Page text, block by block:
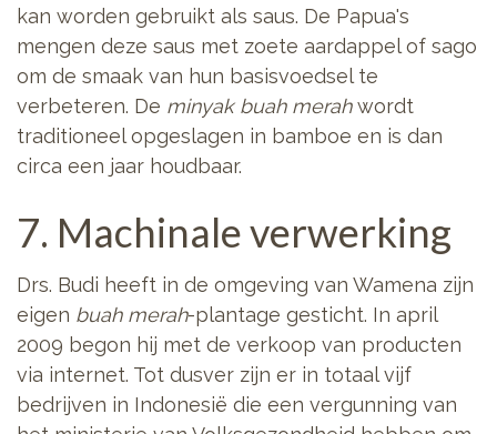
kan worden gebruikt als saus. De Papua's
mengen deze saus met zoete aardappel of sago
om de smaak van hun basisvoedsel te
verbeteren. De minyak buah merahwordt
traditioneel opgeslagen in bamboe en is dan
circa een jaar houdbaar.
7. Machinale verwerking
Drs. Budi heeft in de omgeving van Wamena zijn
eigen buah merah-plantage gesticht. In april
2009 begon hij met de verkoop van producten
via internet. Tot dusver zijn er in totaal vijf
bedrijven in Indonesië die een vergunning van